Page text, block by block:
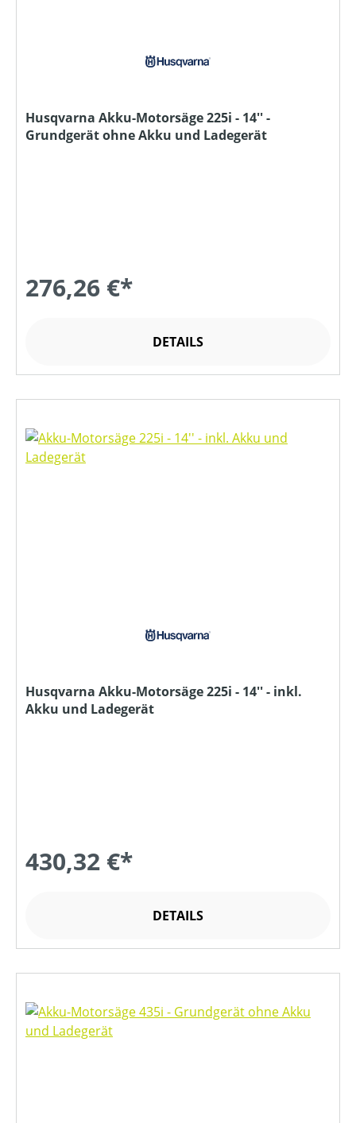
Husqvarna Akku-Motorsäge 225i - 14'' -
Grundgerät ohne Akku und Ladegerät
276,26 €*
DETAILS
Husqvarna Akku-Motorsäge 225i - 14'' - inkl.
Akku und Ladegerät
430,32 €*
DETAILS